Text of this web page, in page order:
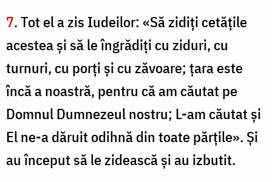
7. Tot el a zis Iudeilor: «Să zidiţi cetăţile
acestea şi să le îngrădiţi cu ziduri, cu
turnuri, cu porţi şi cu zăvoare; ţara este
încă a noastră, pentru că am căutat pe
Domnul Dumnezeul nostru; L-am căutat şi
El ne-a dăruit odihnă din toate părţile». Şi
au început să le zidească şi au izbutit.